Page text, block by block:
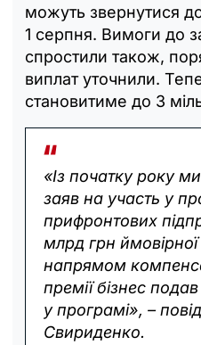
можуть звернутися
1 серпня. Вимоги до
спростили також,
виплат уточнили.
становитиме до 3
«Із початку року
заяв на участь у
прифронтових
млрд грн
напрямом
премії бізнес
у програмі», –
Свириденко.